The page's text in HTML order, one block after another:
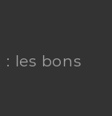
les bons